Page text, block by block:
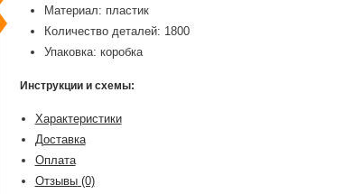
Материал: пластик
Количество деталей: 1800
Упаковка: коробка
Инструкции и схемы:
Характеристики
Доставка
Оплата
Отзывы(0)